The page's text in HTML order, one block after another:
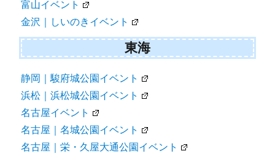
富山イベント
金沢｜しいのきイベント
東海
静岡｜駿府城公園イベント
浜松｜浜松城公園イベント
名古屋イベント
名古屋｜名城公園イベント
名古屋｜栄・久屋大通公園イベント